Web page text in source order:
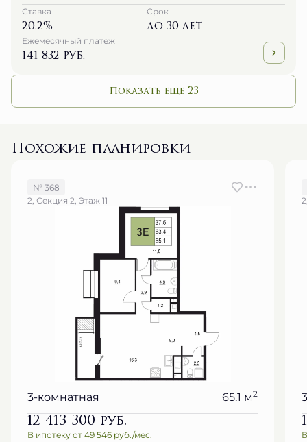
Ставка
20.2%
Срок
до 30 лет
Ежемесячный платеж
141 832 руб.
Показать еще 23
Похожие планировки
№ 368
2, Секция 2, Этаж 11
3-комнатная 65.1 м2
12 413 300руб.
В ипотеку от 49 546 руб./мес.